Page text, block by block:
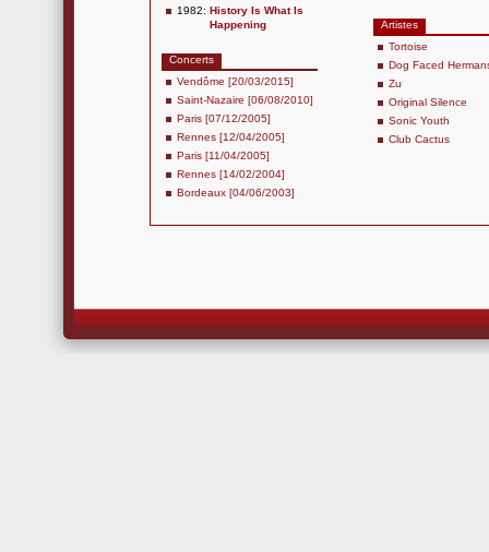
1982: History Is What Is
Happening
Concerts
Vendôme [20/03/2015]
Saint-Nazaire [06/08/2010]
Paris [07/12/2005]
Rennes [12/04/2005]
Paris [11/04/2005]
Rennes [14/02/2004]
Bordeaux [04/06/2003]
Artistes
Tortoise
Dog Faced
Zu
Original Silence
Sonic Youth
Club Cactus